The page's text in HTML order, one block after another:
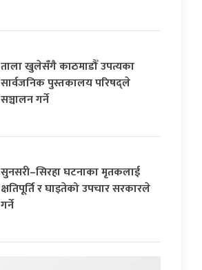
ताला खुलेसँगै काठमाडौँ उपत्यका
सार्वजनिक पुस्तकालय परिषद्ले
सञ्चालन गर्ने
सुनसरी–सिरहा घटनाका मृतकलाई
क्षतिपूर्ति र घाइतेको उपचार सरकारले
गर्ने